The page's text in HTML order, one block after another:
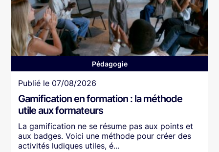
Pédagogie
Article
Publié le 07/08/2026
Gamification en formation : la méthode
utile aux formateurs
La gamification ne se résume pas aux points et
aux badges. Voici une méthode pour créer des
activités ludiques utiles, é...